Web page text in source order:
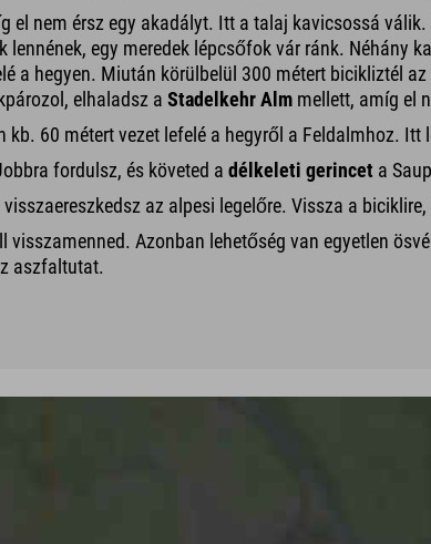
nem érsz egy akadályt. Itt a talaj kavicsossá
egy meredek lépcsőfok vár ránk. Néhány
a hegyen. Miután körülbelül 300 métert bicikliztél
elhaladsz a Stadelkehr Alm mellett, amíg el
60 métert vezet lefelé a hegyről a Feldalmhoz.
fordulsz, és követed a délkeleti gerincet a
az alpesi legelőre. Vissza a
Azonban lehetőség van egyetlen
aszfaltutat.